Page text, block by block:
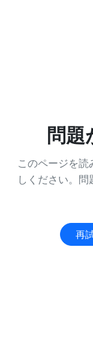
問題
このページを
しください。
再